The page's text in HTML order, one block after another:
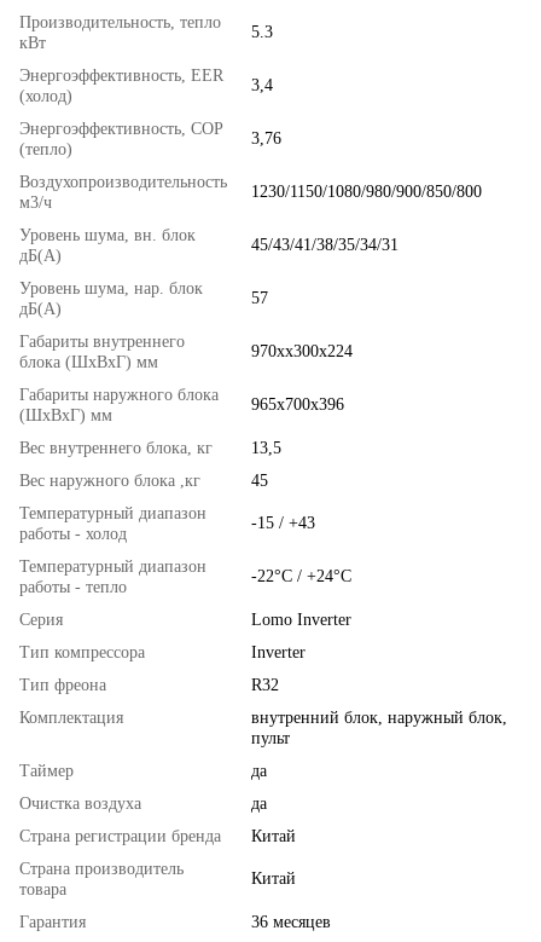
Производительность, тепло
кВт
5.3
Энергоэффективность, EER
(холод)
3,4
Энергоэффективность, COP
(тепло)
3,76
Воздухопроизводительность
м3/ч
1230/1150/1080/980/900/850/800
Уровень шума, вн. блок
дБ(А)
45/43/41/38/35/34/31
Уровень шума, нар. блок
дБ(А)
57
Габариты внутреннего
блока (ШхВхГ) мм
970хx300х224
Габариты наружного блока
(ШхВхГ) мм
965х700х396
Вес внутреннего блока, кг
13,5
Вес наружного блока ,кг
45
Температурный диапазон
работы - холод
-15 / +43
Температурный диапазон
работы - тепло
-22°C / +24°C
Серия
Lomo Inverter
Тип компрессора
Inverter
Тип фреона
R32
Комплектация
внутренний блок, наружный блок,
пульт
Таймер
да
Очистка воздуха
да
Страна регистрации бренда
Китай
Страна производитель
товара
Китай
Гарантия 36 месяцев